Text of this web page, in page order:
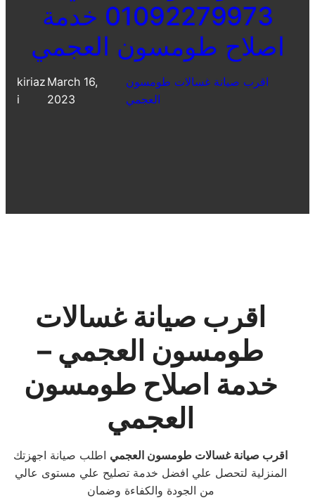
01092279973 خدمة
اصلاح طومسون العجمي
kiriaz
i
March 16,
2023
اقرب صيانة غسالات طومسون
العجمي
اقرب صيانة غسالات
طومسون العجمي –
خدمة اصلاح طومسون
العجمي
اقرب صيانة غسالات طومسون العجمي اطلب صيانة اجهزتك
المنزلية لتحصل علي افضل خدمة تصليح علي مستوى عالي
من الجودة والكفاءة وضمان